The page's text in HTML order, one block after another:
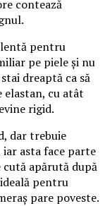
contează
pentru
pe piele și nu
dreaptă ca să
elastan, cu atât
rigid.
dar trebuie
asta face parte
cută apărută după
pentru
pare poveste.